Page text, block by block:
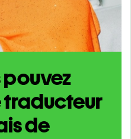
pouvez
traducteur
de